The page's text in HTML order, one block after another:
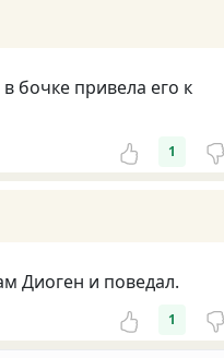
бочке привела его к
1
Диоген и поведал.
1